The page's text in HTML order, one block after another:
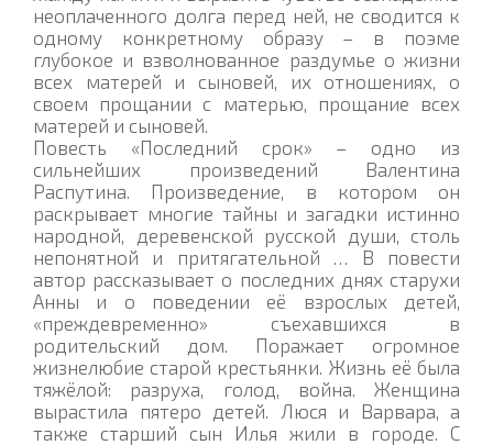
неоплаченного долга перед ней, не сводится к
одному конкретному образу – в поэме
глубокое и взволнованное раздумье о жизни
всех матерей и сыновей, их отношениях, о
своем прощании с матерью, прощание всех
матерей и сыновей.
Повесть «Последний срок» – одно из
сильнейших произведений Валентина
Распутина. Произведение, в котором он
раскрывает многие тайны и загадки истинно
народной, деревенской русской души, столь
непонятной и притягательной … В повести
автор рассказывает о последних днях старухи
Анны и о поведении её взрослых детей,
«преждевременно» съехавшихся в
родительский дом. Поражает огромное
жизнелюбие старой крестьянки. Жизнь её была
тяжёлой: разруха, голод, война. Женщина
вырастила пятеро детей. Люся и Варвара, а
также старший сын Илья жили в городе. С